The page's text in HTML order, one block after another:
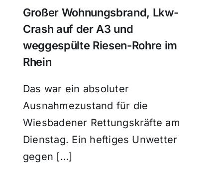
Großer Wohnungsbrand, Lkw-
Crash auf der A3 und
weggespülte Riesen-Rohre im
Rhein
Das war ein absoluter
Ausnahmezustand für die
Wiesbadener Rettungskräfte am
Dienstag. Ein heftiges Unwetter
gegen […]